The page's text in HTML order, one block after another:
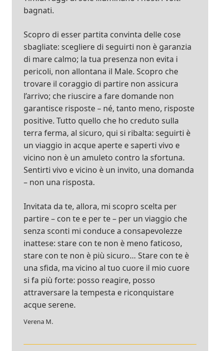
bagnati.
Scopro di esser partita convinta delle cose
sbagliate: scegliere di seguirti non è garanzia
di mare calmo; la tua presenza non evita i
pericoli, non allontana il Male. Scopro che
trovare il coraggio di partire non assicura
l’arrivo; che riuscire a fare domande non
garantisce risposte – né, tanto meno, risposte
positive. Tutto quello che ho creduto sulla
terra ferma, al sicuro, qui si ribalta: seguirti è
un viaggio in acque aperte e saperti vivo e
vicino non è un amuleto contro la sfortuna.
Sentirti vivo e vicino è un invito, una domanda
– non una risposta.
Invitata da te, allora, mi scopro scelta per
partire – con te e per te – per un viaggio che
senza sconti mi conduce a consapevolezze
inattese: stare con te non è meno faticoso,
stare con te non è più sicuro… Stare con te è
una sfida, ma vicino al tuo cuore il mio cuore
si fa più forte: posso reagire, posso
attraversare la tempesta e riconquistare
acque serene.
Verena M.